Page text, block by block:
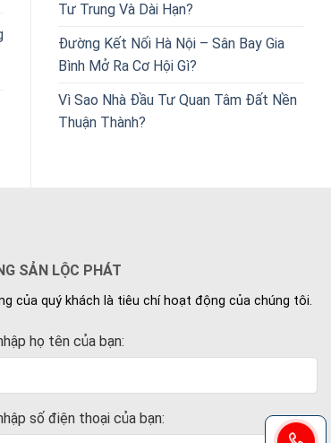
Tư Trung Và Dài Hạn?
Đường Kết Nối Hà Nội – Sân Bay Gia
Bình Mở Ra Cơ Hội Gì?
Vì Sao Nhà Đầu Tư Quan Tâm Đất Nền
Thuận Thành?
SẢN LỘC PHÁT
của quý khách là tiêu chí hoạt động của chúng tôi.
họ tên của bạn:
số điện thoại của bạn: